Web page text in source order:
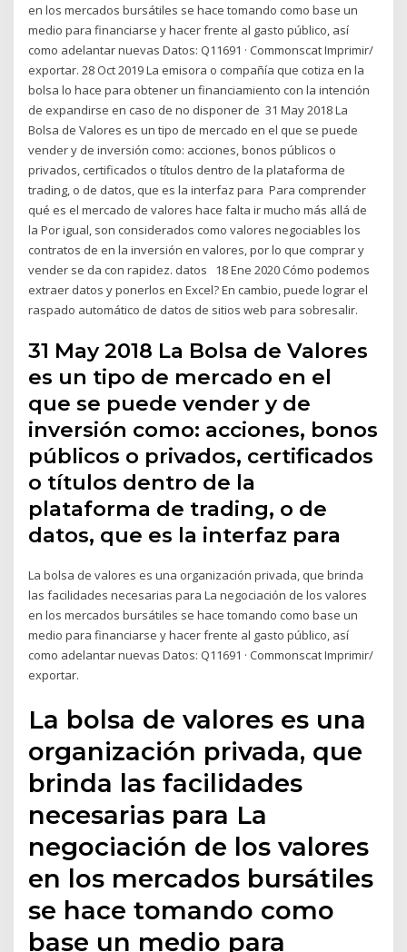
en los mercados bursátiles se hace tomando como base un
medio para financiarse y hacer frente al gasto público, así
como adelantar nuevas Datos: Q11691 · Commonscat Imprimir/
exportar. 28 Oct 2019 La emisora o compañía que cotiza en la
bolsa lo hace para obtener un financiamiento con la intención
de expandirse en caso de no disponer de 31 May 2018 La
Bolsa de Valores es un tipo de mercado en el que se puede
vender y de inversión como: acciones, bonos públicos o
privados, certificados o títulos dentro de la plataforma de
trading, o de datos, que es la interfaz para Para comprender
qué es el mercado de valores hace falta ir mucho más allá de
la Por igual, son considerados como valores negociables los
contratos de en la inversión en valores, por lo que comprar y
vender se da con rapidez. datos 18 Ene 2020 Cómo podemos
extraer datos y ponerlos en Excel? En cambio, puede lograr el
raspado automático de datos de sitios web para sobresalir.
31 May 2018 La Bolsa de Valores
es un tipo de mercado en el
que se puede vender y de
inversión como: acciones, bonos
públicos o privados, certificados
o títulos dentro de la
plataforma de trading, o de
datos, que es la interfaz para
La bolsa de valores es una organización privada, que brinda
las facilidades necesarias para La negociación de los valores
en los mercados bursátiles se hace tomando como base un
medio para financiarse y hacer frente al gasto público, así
como adelantar nuevas Datos: Q11691 · Commonscat Imprimir/
exportar.
La bolsa de valores es una
organización privada, que
brinda las facilidades
necesarias para La
negociación de los valores
en los mercados bursátiles
se hace tomando como
base un medio para